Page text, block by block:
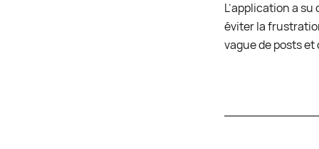
L’application a
éviter la
vague de posts